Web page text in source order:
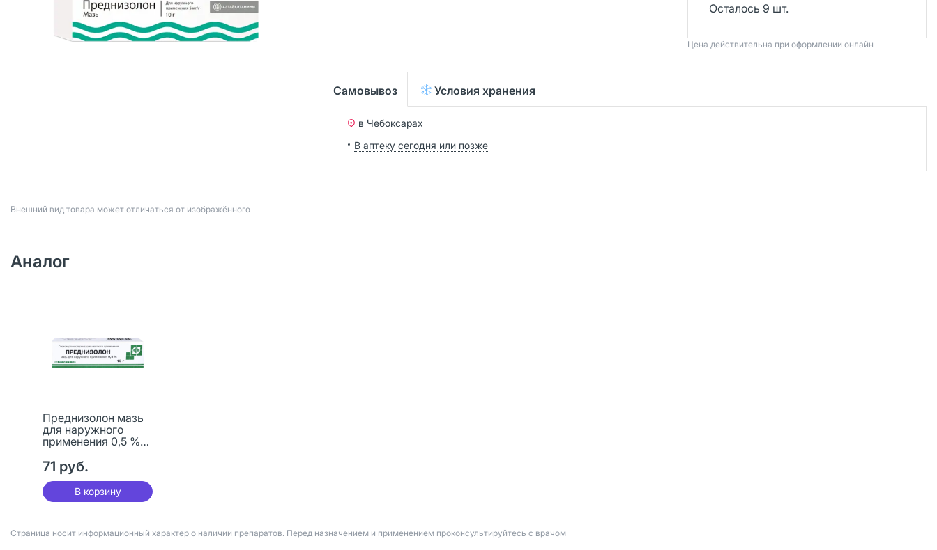
Bнешний вид товара может отличаться от изображённого
Осталось 9 шт.
Цена действительна при оформлении онлайн
Самовывоз Условия хранения
в Чебоксарах
В аптеку сегодня или позже
Аналог
Преднизолон мазь
для наружного
применения 0,5 %
71 руб.
В корзину
Страница носит информационный характер о наличии препаратов. Перед назначением и применением проконсультируйтесь с врачом